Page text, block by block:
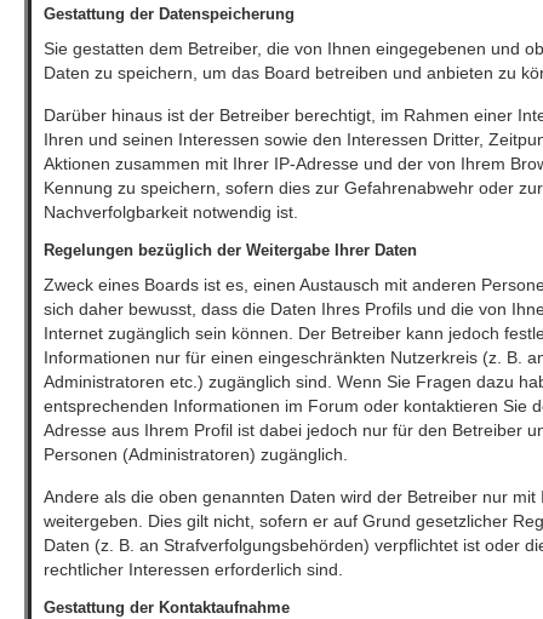
Gestattung der Datenspeicherung
Sie gestatten dem Betreiber, die von Ihnen eingegebenen und
Daten zu speichern, um das Board betreiben und anbieten zu
Darüber hinaus ist der Betreiber berechtigt, im Rahmen einer
Ihren und seinen Interessen sowie den Interessen Dritter,
Aktionen zusammen mit Ihrer IP-Adresse und der von Ihrem
Kennung zu speichern, sofern dies zur Gefahrenabwehr oder
Nachverfolgbarkeit notwendig ist.
Regelungen bezüglich der Weitergabe Ihrer Daten
Zweck eines Boards ist es, einen Austausch mit anderen
sich daher bewusst, dass die Daten Ihres Profils und die von
Internet zugänglich sein können. Der Betreiber kann jedoch
Informationen nur für einen eingeschränkten Nutzerkreis (z. B.
Administratoren etc.) zugänglich sind. Wenn Sie Fragen dazu
entsprechenden Informationen im Forum oder kontaktieren Sie
Adresse aus Ihrem Profil ist dabei jedoch nur für den Betreiber
Personen (Administratoren) zugänglich.
Andere als die oben genannten Daten wird der Betreiber nur
weitergeben. Dies gilt nicht, sofern er auf Grund gesetzlicher
Daten (z. B. an Strafverfolgungsbehörden) verpflichtet ist oder
rechtlicher Interessen erforderlich sind.
Gestattung der Kontaktaufnahme